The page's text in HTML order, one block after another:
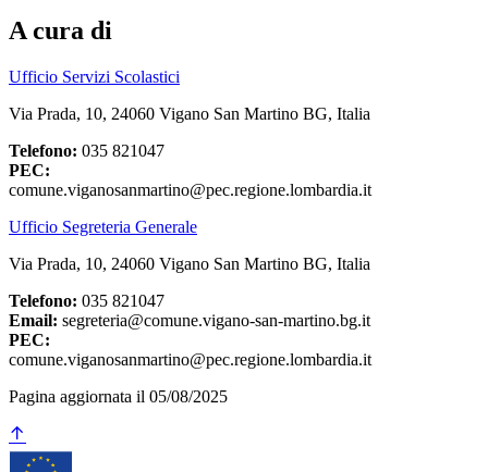
A cura di
Ufficio Servizi Scolastici
Via Prada, 10, 24060 Vigano San Martino BG, Italia
Telefono: 035 821047
PEC:
comune.viganosanmartino@pec.regione.lombardia.it
Ufficio Segreteria Generale
Via Prada, 10, 24060 Vigano San Martino BG, Italia
Telefono: 035 821047
Email: segreteria@comune.vigano-san-martino.bg.it
PEC:
comune.viganosanmartino@pec.regione.lombardia.it
Pagina aggiornata il 05/08/2025